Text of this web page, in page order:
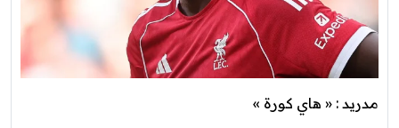
مدريد : « هاي كورة »